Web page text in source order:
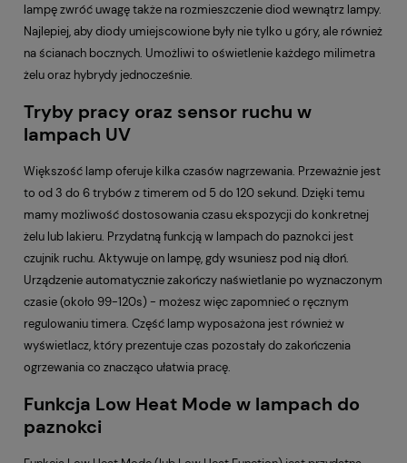
lampę zwróć uwagę także na rozmieszczenie diod wewnątrz lampy.
Najlepiej, aby diody umiejscowione były nie tylko u góry, ale również
na ścianach bocznych. Umożliwi to oświetlenie każdego milimetra
żelu oraz hybrydy jednocześnie.
Tryby pracy oraz sensor ruchu w
lampach UV
Większość lamp oferuje kilka czasów nagrzewania. Przeważnie jest
to od 3 do 6 trybów z timerem od 5 do 120 sekund. Dzięki temu
mamy możliwość dostosowania czasu ekspozycji do konkretnej
żelu lub lakieru. Przydatną funkcją w lampach do paznokci jest
czujnik ruchu. Aktywuje on lampę, gdy wsuniesz pod nią dłoń.
Urządzenie automatycznie zakończy naświetlanie po wyznaczonym
czasie (około 99-120s) - możesz więc zapomnieć o ręcznym
regulowaniu timera. Część lamp wyposażona jest również w
wyświetlacz, który prezentuje czas pozostały do zakończenia
ogrzewania co znacząco ułatwia pracę.
Funkcja Low Heat Mode w lampach do
paznokci